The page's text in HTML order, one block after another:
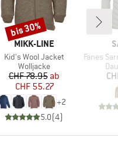
MARKE
MIKK-LINE
Artikel
Kid's Wool Jacket
Produktgruppe
Wolljacke
Preis
CHF 78.95reduzierter Preis
ab
CHF 55.27
+2
5.0(4)
Rabatt
bis 30%
Artikel
Fanes Sarner